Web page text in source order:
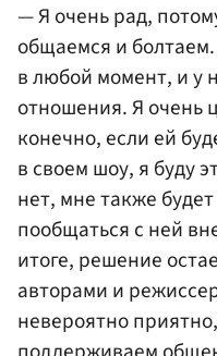
— Я очень рад,
общаемся и
в любой момент, и у
отношения. Я очень
конечно, если ей
в своем шоу, я буду
нет, мне также
пообщаться с ней
итоге, решение
авторами и
невероятно